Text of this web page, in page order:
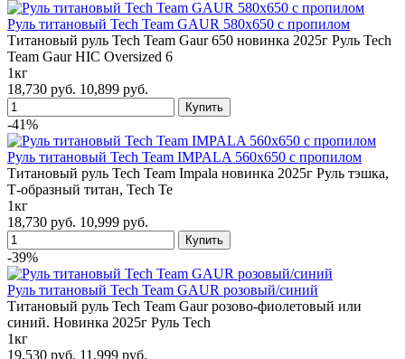
Руль титановый Tech Team GAUR 580x650 с пропилом
Титановый руль Tech Team Gaur 650 новинка 2025г Руль Tech
Team Gaur HIC Oversized 6
1кг
18,730 руб. 10,899 руб.
-41%
Руль титановый Tech Team IMPALA 560x650 с пропилом
Титановый руль Tech Team Impala новинка 2025г Руль тэшка,
Т-образный титан, Tech Te
1кг
18,730 руб. 10,999 руб.
-39%
Руль титановый Tech Team GAUR розовый/синий
Титановый руль Tech Team Gaur розово-фиолетовый или
синий. Новинка 2025г Руль Tech
1кг
19,530 руб. 11,999 руб.